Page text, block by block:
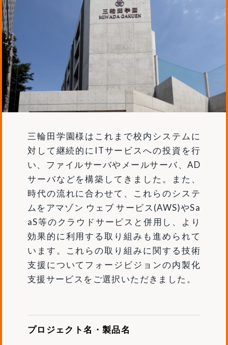
三輪田学園様はこれまで校内システムに
対して継続的にITサービスへの投資を行
い、ファイルサーバやメールサーバ、AD
サーバなどを構築してきました。また、
時代の流れに合わせて、これらのシステ
ムをアマゾン ウェブ サービス(AWS)やSa
aS等のクラウドサービスと併用し、より
効果的に利用する取り組みも進められて
います。これらの取り組みに関する技術
支援についてフォージビジョンの内製化
支援サービスをご選択いただきました。
プロジェクト名・製品名